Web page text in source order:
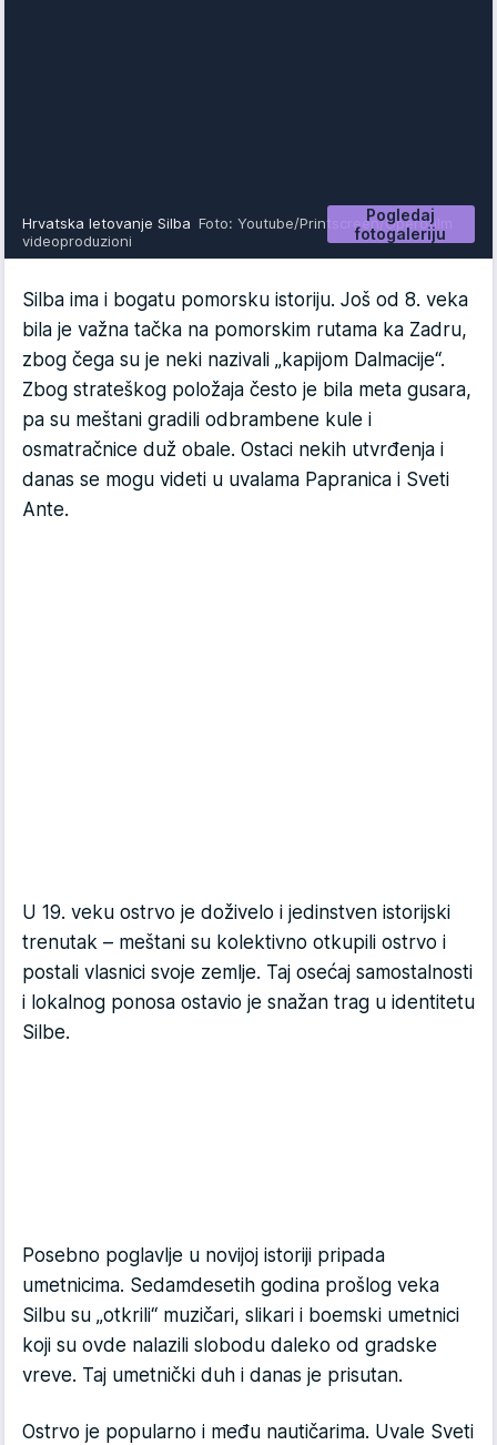
Pogledaj
fotogaleriju
Hrvatska letovanje Silba Foto: Youtube/Printscreen/Operofilm
videoproduzioni
Silba ima i bogatu pomorsku istoriju. Još od 8. veka
bila je važna tačka na pomorskim rutama ka Zadru,
zbog čega su je neki nazivali „kapijom Dalmacije“.
Zbog strateškog položaja često je bila meta gusara,
pa su meštani gradili odbrambene kule i
osmatračnice duž obale. Ostaci nekih utvrđenja i
danas se mogu videti u uvalama Papranica i Sveti
Ante.
U 19. veku ostrvo je doživelo i jedinstven istorijski
trenutak – meštani su kolektivno otkupili ostrvo i
postali vlasnici svoje zemlje. Taj osećaj samostalnosti
i lokalnog ponosa ostavio je snažan trag u identitetu
Silbe.
Posebno poglavlje u novijoj istoriji pripada
umetnicima. Sedamdesetih godina prošlog veka
Silbu su „otkrili“ muzičari, slikari i boemski umetnici
koji su ovde nalazili slobodu daleko od gradske
vreve. Taj umetnički duh i danas je prisutan.
Ostrvo je popularno i među nautičarima. Uvale Sveti